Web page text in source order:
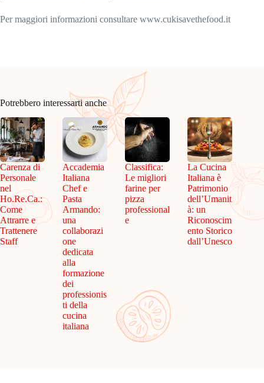
Per maggiori informazioni consultare www.cukisavethefood.it
Potrebbero interessarti anche
Carenza di
Personale
nel
Ho.Re.Ca.:
Come
Attrarre e
Trattenere
Staff
Accademia
Italiana
Chef e
Pasta
Armando:
una
collaborazi
one
dedicata
alla
formazione
dei
professionis
ti della
cucina
italiana
Classifica:
Le migliori
farine per
pizza
professional
e
La Cucina
Italiana è
Patrimonio
dell’Umanit
à: un
Riconoscim
ento Storico
dall’Unesco